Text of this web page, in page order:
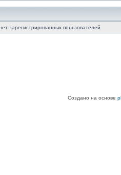
зарегистрированных пользователей
Создано на основе